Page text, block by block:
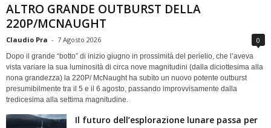
ALTRO GRANDE OUTBURST DELLA
220P/MCNAUGHT
Claudio Pra - 7 Agosto 2026 0
Dopo il grande “botto” di inizio giugno in prossimità del perielio, che l’aveva
vista variare la sua luminosità di circa nove magnitudini (dalla diciottesima alla
nona grandezza) la 220P/ McNaught ha subìto un nuovo potente outburst
presumibilmente tra il 5 e il 6 agosto, passando improvvisamente dalla
tredicesima alla settima magnitudine.
Il futuro dell’esplorazione lunare passa per